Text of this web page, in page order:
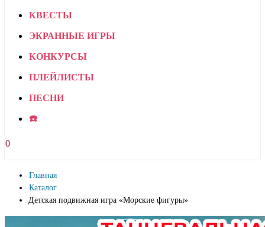
КВЕСТЫ
ЭКРАННЫЕ ИГРЫ
КОНКУРСЫ
ПЛЕЙЛИСТЫ
ПЕСНИ
☎️
0
Главная
Каталог
Детская подвижная игра «Морские фигуры»